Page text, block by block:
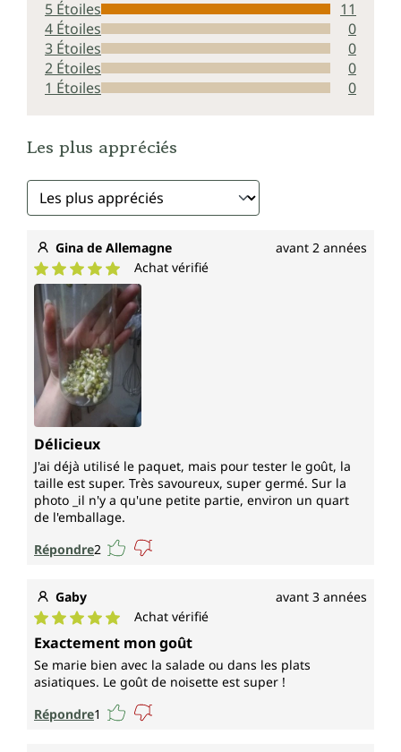
5 Étoiles
11
4 Étoiles
0
3 Étoiles
0
2 Étoiles
0
1 Étoiles
0
Les plus appréciés
Gina de Allemagne avant 2 années
Note moyenne de 5 sur 5 étoiles
Achat vérifié
Délicieux
J'ai déjà utilisé le paquet, mais pour tester le goût, la
taille est super. Très savoureux, super germé. Sur la
photo _il n'y a qu'une petite partie, environ un quart
de l'emballage.
Répondre2
Gaby avant 3 années
Note moyenne de 5 sur 5 étoiles
Achat vérifié
Exactement mon goût
Se marie bien avec la salade ou dans les plats
asiatiques. Le goût de noisette est super !
Répondre1